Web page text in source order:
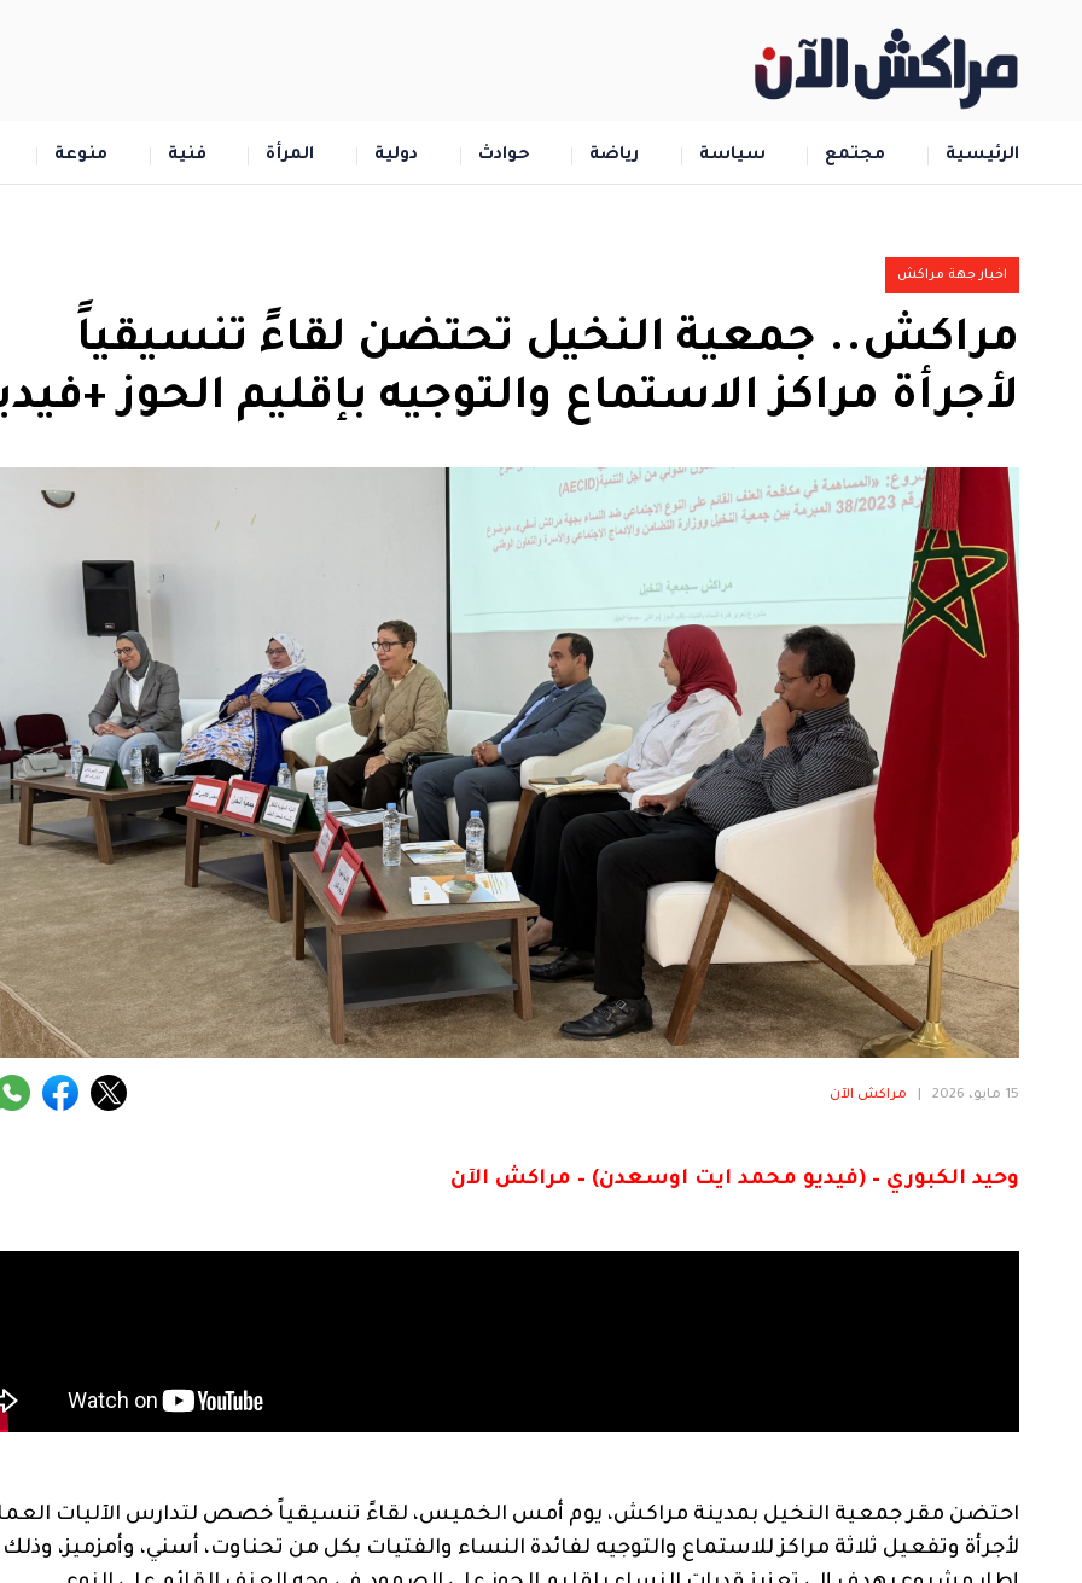
الرئيسية مجتمع سياسة رياضة حوادث دولية المرأة فنية منوعة
اخبار جهة مراكش
مراكش.. جمعية النخيل تحتضن لقاءً تنسيقياً
لأجرأة مراكز الاستماع والتوجيه بإقليم الحوز
15 مايو، 2026 مراكش الآن
وحيد الكبوري – (فيديو محمد ايت اوسعدن) – مراكش الآن
احتضن مقر جمعية النخيل بمدينة مراكش، يوم أمس الخميس، لقاءً تنسيقياً خصص لتدارس الآليات
لأجرأة وتفعيل ثلاثة مراكز للاستماع والتوجيه لفائدة النساء والفتيات بكل من تحناوت، أسني، وأمزميز،